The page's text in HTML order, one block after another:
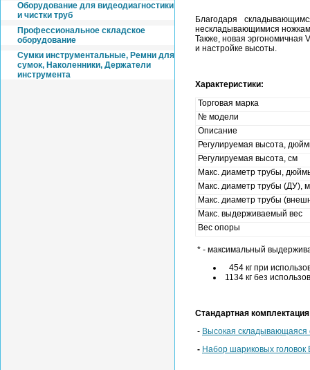
Оборудование для видеодиагностики
и чистки труб
Профессиональное складское
оборудование
Cумки инструментальные, Ремни для
сумок, Наколенники, Держатели
инструмента
Благодаря
нескладывающимися
Также, новая эргономичная
и настройке высоты.
Характеристики:
Торговая марка
№ модели
Описание
Регулируемая высота,
Регулируемая высота, см
Макс. диаметр трубы,
Макс. диаметр трубы (ДУ),
Макс. диаметр трубы
Макс. выдерживаемый вес
Вес опоры
* - максимальный
454 кг при
1134 кг без
Стандартная
- Высокая складывающаяся
- Набор шариковых головок